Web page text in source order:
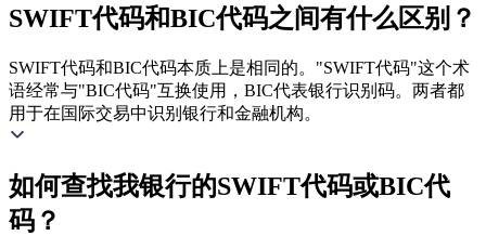
SWIFT代码和BIC代码之间有什么区别？
SWIFT代码和BIC代码本质上是相同的。"SWIFT代码"这个术
语经常与"BIC代码"互换使用，BIC代表银行识别码。两者都
用于在国际交易中识别银行和金融机构。
如何查找我银行的SWIFT代码或BIC代
码？